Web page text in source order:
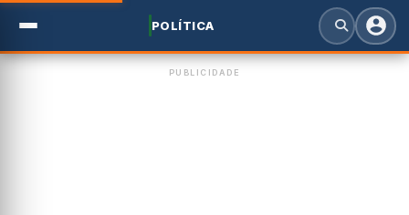
POLÍTICA
PUBLICIDADE